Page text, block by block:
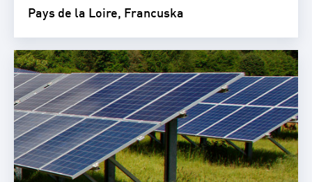
Pays de la Loire, Francuska